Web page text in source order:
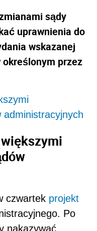
sądy
uprawnienia do
wskazanej
przez
administracyjnych
czwartek projekt
Po
nakazywać